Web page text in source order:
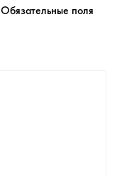
Обязательные поля